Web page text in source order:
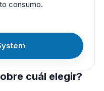
consumo.
cuál elegir?